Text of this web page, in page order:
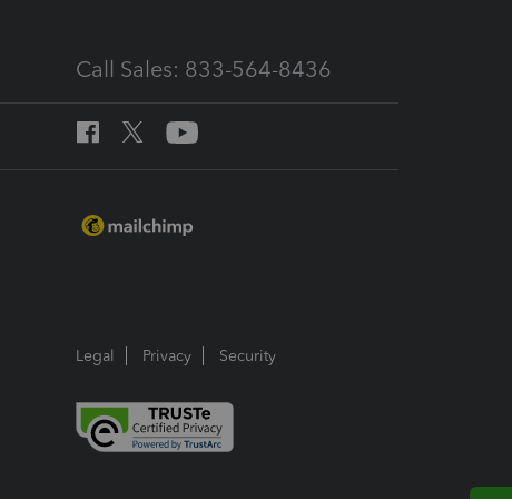
Call Sales: 833-564-8436
Legal Privacy Security